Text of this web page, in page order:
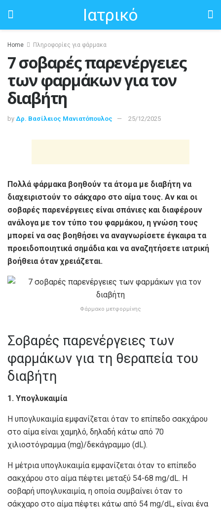
Ιατρικό
Home Πληροφορίες για φάρμακα
7 σοβαρές παρενέργειες
των φαρμάκων για τον
διαβήτη
by Δρ. Βασίλειος Μανιατόπουλος 25/12/2025
Πολλά φάρμακα βοηθούν τα άτομα με διαβήτη να
διαχειριστούν το σάκχαρο στο αίμα τους. Αν και οι
σοβαρές παρενέργειες είναι σπάνιες και διαφέρουν
ανάλογα με τον τύπο του φαρμάκου, η γνώση τους
μπορεί να σας βοηθήσει να αναγνωρίσετε έγκαιρα τα
προειδοποιητικά σημάδια και να αναζητήσετε ιατρική
βοήθεια όταν χρειάζεται.
Φάρμακο μετφορμίνης
Σοβαρές παρενέργειες των
φαρμάκων για τη θεραπεία του
διαβήτη
1. Υπογλυκαιμία
Η υπογλυκαιμία εμφανίζεται όταν το επίπεδο σακχάρου
στο αίμα είναι χαμηλό, δηλαδή κάτω από 70
χιλιοστόγραμμα (mg)/δεκάγραμμο (dL).
Η μέτρια υπογλυκαιμία εμφανίζεται όταν το επίπεδο
σακχάρου στο αίμα πέφτει μεταξύ 54-68 mg/dL. Η
σοβαρή υπογλυκαιμία, η οποία συμβαίνει όταν το
σάκχαρο στο αίμα πέφτει κάτω από 54 mg/dL, είναι ένα